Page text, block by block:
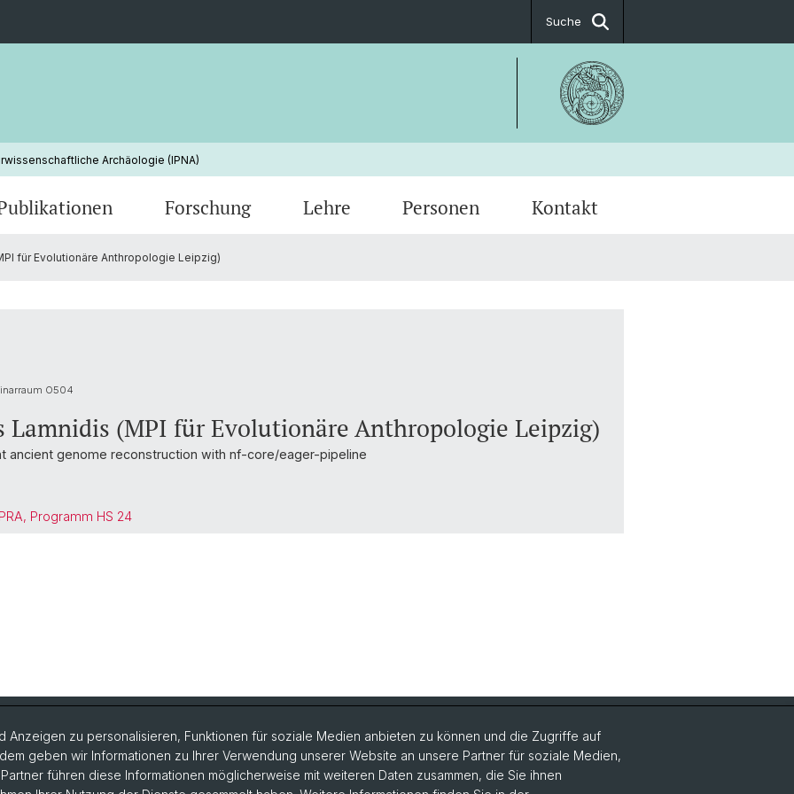
Suche
Archäologie (IPNA)
Forschung Lehre Personen Kontakt
für Evolutionäre Anthropologie Leipzig)
O504
Lamnidis (MPI für Evolutionäre Anthropologie Leipzig)
ancient genome reconstruction with nf-core/eager-pipeline
Programm HS 24
& Sammlung
Departement
Altertumswissenschaften
Social Media
DUW on Instagram
Anzeigen zu personalisieren, Funktionen für soziale Medien anbieten zu können und die Zugriffe auf
geben wir Informationen zu Ihrer Verwendung unserer Website an unsere Partner für soziale Medien,
führen diese Informationen möglicherweise mit weiteren Daten zusammen, die Sie ihnen